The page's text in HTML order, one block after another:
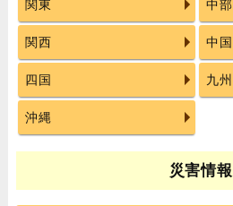
関東 中部
関西 中国
四国 九州
沖縄
災害情報